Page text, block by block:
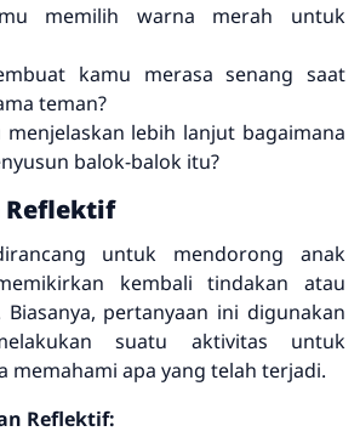
memilih warna merah untuk
kamu merasa senang saat
teman?
menjelaskan lebih lanjut bagaimana
balok-balok itu?
Reflektif
untuk mendorong anak
kembali tindakan atau
Biasanya, pertanyaan ini digunakan
suatu aktivitas untuk
memahami apa yang telah terjadi.
Reflektif: